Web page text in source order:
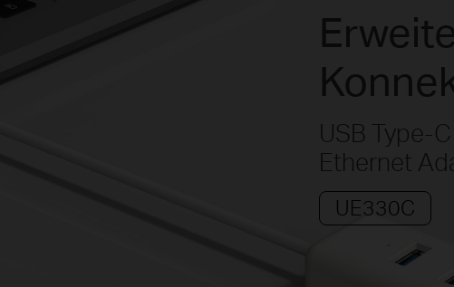
USB Type-
Ethernet
UE330C